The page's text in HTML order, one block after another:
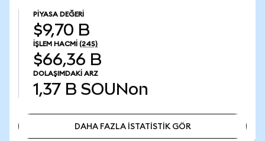
PIYASA DEĞERI
$9,70 B
İŞLEM HACMI (24S)
$66,36 B
DOLAŞIMDAKI ARZ
1,37 B SOUNon
DAHA FAZLA İSTATİSTİK GÖR